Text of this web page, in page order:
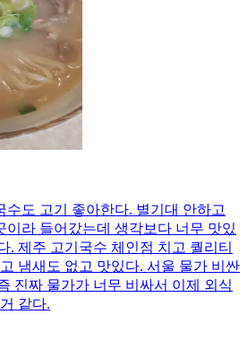
수도 고기 좋아한다. 별기대 안하고
이라 들어갔는데 생각보다 너무 맛있
. 제주 고기국수 체인점 치고 퀄리티
냄새도 없고 맛있다. 서울 물가 비싼
진짜 물가가 너무 비싸서 이제 외식
같다.